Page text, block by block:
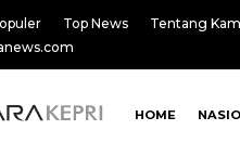
Top News Tentang
HOME